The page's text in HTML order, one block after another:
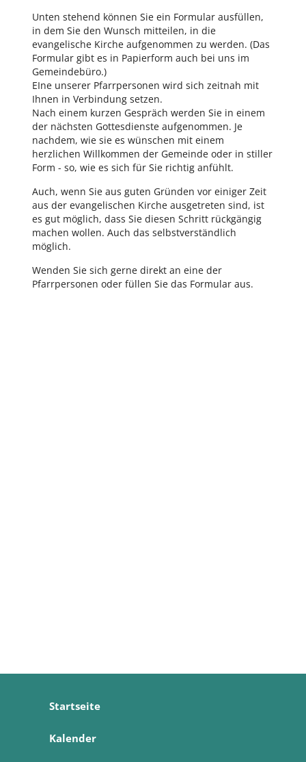
Unten stehend können Sie ein Formular ausfüllen,
in dem Sie den Wunsch mitteilen, in die
evangelische Kirche aufgenommen zu werden. (Das
Formular gibt es in Papierform auch bei uns im
Gemeindebüro.)
EIne unserer Pfarrpersonen wird sich zeitnah mit
Ihnen in Verbindung setzen.
Nach einem kurzen Gespräch werden Sie in einem
der nächsten Gottesdienste aufgenommen. Je
nachdem, wie sie es wünschen mit einem
herzlichen Willkommen der Gemeinde oder in stiller
Form - so, wie es sich für Sie richtig anfühlt.
Auch, wenn Sie aus guten Gründen vor einiger Zeit
aus der evangelischen Kirche ausgetreten sind, ist
es gut möglich, dass Sie diesen Schritt rückgängig
machen wollen. Auch das selbstverständlich
möglich.
Wenden Sie sich gerne direkt an eine der
Pfarrpersonen oder füllen Sie das Formular aus.
Startseite
Kalender